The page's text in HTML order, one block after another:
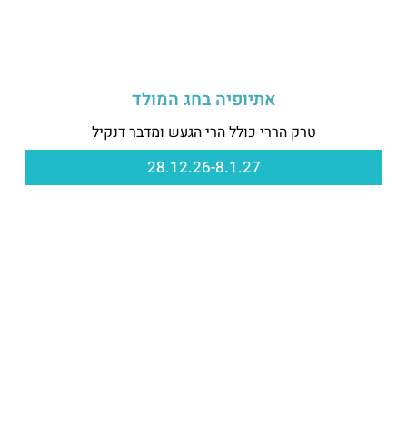
אתיופיה בחג המולד
טרק הררי כולל הרי הגעש ומדבר דנקיל
28.12.26-8.1.27